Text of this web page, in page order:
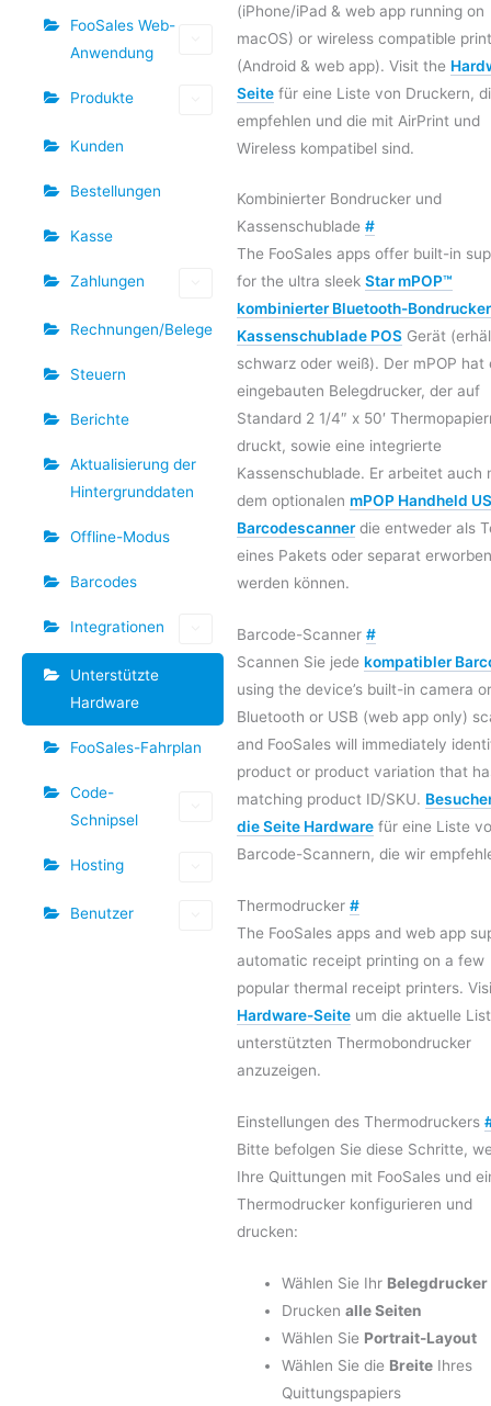
FooSales Web-
Anwendung
Produkte
Kunden
Bestellungen
Kasse
Zahlungen
Rechnungen/Belege
Steuern
Berichte
Aktualisierung der
Hintergrunddaten
Offline-Modus
Barcodes
Integrationen
Unterstützte
Hardware
FooSales-Fahrplan
Code-
Schnipsel
Hosting
Benutzer
(iPhone/iPad & web app running on
macOS) or wireless compatible
(Android & web app). Visit the
Seite für eine Liste von Druckern,
empfehlen und die mit AirPrint und
Wireless kompatibel sind.
Kombinierter Bondrucker und
Kassenschublade #
The FooSales apps offer built-in
for the ultra sleek Star mPOP™
kombinierter Bluetooth-
Kassenschublade POS Gerät
schwarz oder weiß). Der mPOP hat
eingebauten Belegdrucker, der auf
Standard 2 1/4″ x 50′
druckt, sowie eine integrierte
Kassenschublade. Er arbeitet auch
dem optionalen mPOP Handheld
Barcodescannerdie entweder als
eines Pakets oder separat erworben
werden können.
Barcode-Scanner #
Scannen Sie jede kompatibler
using the device’s built-in camera
Bluetooth or USB (web app only)
and FooSales will immediately
product or product variation that
matching product ID/SKU.
die Seite Hardware für eine Liste
Barcode-Scannern, die wir
Thermodrucker #
The FooSales apps and web app
automatic receipt printing on a few
popular thermal receipt printers.
Hardware-Seite um die aktuelle
unterstützten Thermobondrucker
anzuzeigen.
Einstellungen des Thermodruckers
Bitte befolgen Sie diese Schritte,
Ihre Quittungen mit FooSales und
Thermodrucker konfigurieren und
drucken:
Wählen Sie Ihr Belegdrucker
Druckenalle Seiten
Wählen Sie Portrait-Layout
Wählen Sie die Breite Ihres
Quittungspapiers